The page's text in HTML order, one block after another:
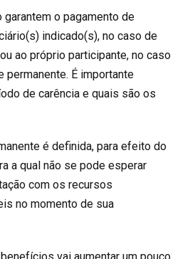
o pagamento de
indicado(s), no caso de
ao próprio participante, no caso
permanente. É importante
de carência e quais são os
é definida, para efeito do
a qual não se pode esperar
com os recursos
no momento de sua
vai aumentar um pouco